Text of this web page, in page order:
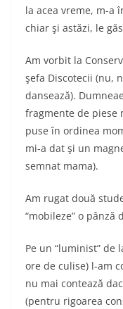
la acea vreme, m-a
chiar şi astăzi, le
Am vorbit la
şefa Discotecii (nu,
dansează).
fragmente de piese
puse în ordinea
mi-a dat şi un
semnat mama).
Am rugat două
“mobileze” o
Pe un “luminist”
ore de culise) l-am
nu mai contează
(pentru rigoarea